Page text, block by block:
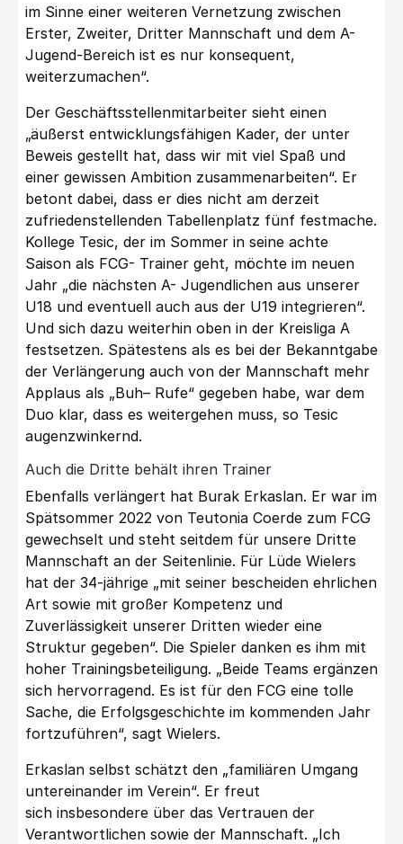
im Sinne einer weiteren Vernetzung zwischen
Erster, Zweiter, Dritter Mannschaft und dem A-
Jugend-Bereich ist es nur konsequent,
weiterzumachen“.
Der Geschäftsstellenmitarbeiter sieht einen
„äußerst entwicklungsfähigen Kader, der unter
Beweis gestellt hat, dass wir mit viel Spaß und
einer gewissen Ambition zusammenarbeiten“. Er
betont dabei, dass er dies nicht am derzeit
zufriedenstellenden Tabellenplatz fünf festmache.
Kollege Tesic, der im Sommer in seine achte
Saison als FCG- Trainer geht, möchte im neuen
Jahr „die nächsten A- Jugendlichen aus unserer
U18 und eventuell auch aus der U19 integrieren“.
Und sich dazu weiterhin oben in der Kreisliga A
festsetzen. Spätestens als es bei der Bekanntgabe
der Verlängerung auch von der Mannschaft mehr
Applaus als „Buh– Rufe“ gegeben habe, war dem
Duo klar, dass es weitergehen muss, so Tesic
augenzwinkernd.
Auch die Dritte behält ihren Trainer
Ebenfalls verlängert hat Burak Erkaslan. Er war im
Spätsommer 2022 von Teutonia Coerde zum FCG
gewechselt und steht seitdem für unsere Dritte
Mannschaft an der Seitenlinie. Für Lüde Wielers
hat der 34-jährige „mit seiner bescheiden ehrlichen
Art sowie mit großer Kompetenz und
Zuverlässigkeit unserer Dritten wieder eine
Struktur gegeben“. Die Spieler danken es ihm mit
hoher Trainingsbeteiligung. „Beide Teams ergänzen
sich hervorragend. Es ist für den FCG eine tolle
Sache, die Erfolgsgeschichte im kommenden Jahr
fortzuführen“, sagt Wielers.
Erkaslan selbst schätzt den „familiären Umgang
untereinander im Verein“. Er freut
sich insbesondere über das Vertrauen der
Verantwortlichen sowie der Mannschaft. „Ich